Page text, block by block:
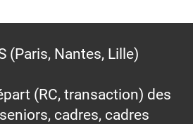
(Paris, Nantes, Lille)
(RC, transaction) des
cadres, cadres